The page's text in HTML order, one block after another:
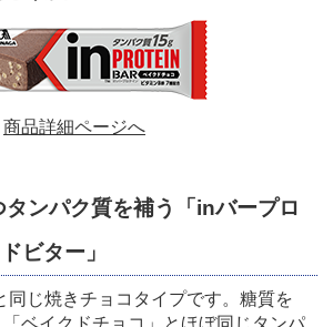
商品詳細ページへ
ンパク質を補う「inバープロ
ビター」
同じ焼きチョコタイプです。糖質を
ベイクドチョコ」とほぼ同じタンパ